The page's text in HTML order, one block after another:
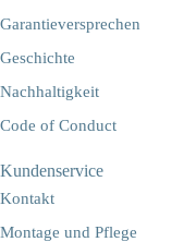
Garantieversprechen
Geschichte
Nachhaltigkeit
Code of Conduct
Kundenservice
Kontakt
Montage und Pflege